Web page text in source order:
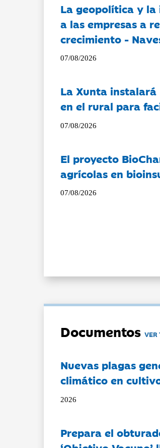
La geopolítica y
a las empresas a
crecimiento -
07/08/2026
La Xunta
en el rural para
07/08/2026
El proyecto
agrícolas en
07/08/2026
DocumentosVER
Nuevas plagas
climático en
2026
Prepara el